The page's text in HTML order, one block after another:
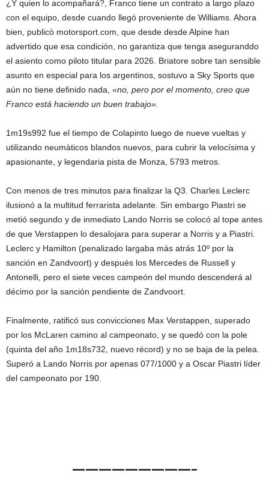
¿Y quien lo acompañará?, Franco tiene un contrato a largo plazo
con el equipo, desde cuando llegó proveniente de Williams. Ahora
bien, publicò motorsport.com, que desde desde Alpine han
advertido que esa condición, no garantiza que tenga aseguranddo
el asiento como piloto titular para 2026. Briatore sobre tan sensible
asunto en especial para los argentinos, sostuvo a Sky Sports que
aún no tiene definido nada, «no, pero por el momento, creo que
Franco está haciendo un buen trabajo».
1m19s992 fue el tiempo de Colapinto luego de nueve vueltas y
utilizando neumàticos blandos nuevos, para cubrir la velocísima y
apasionante, y legendaria pista de Monza, 5793 metros.
Con menos de tres minutos para finalizar la Q3. Charles Leclerc
ilusionó a la multitud ferrarista adelante. Sin embargo Piastri se
metió segundo y de inmediato Lando Norris se colocó al tope antes
de que Verstappen lo desalojara para superar a Norris y a Piastri.
Leclerc y Hamilton (penalizado largaba más atrás 10º por la
sanción en Zandvoort) y después los Mercedes de Russell y
Antonelli, pero el siete veces campeón del mundo descenderá al
décimo por la sanción pendiente de Zandvoort.
Finalmente, ratificó sus convicciones Max Verstappen, superado
por los McLaren camino al campeonato, y se quedó con la pole
(quinta del año 1m18s732, nuevo récord) y no se baja de la pelea.
Superó a Lando Norris por apenas 077/1000 y a Oscar Piastri líder
del campeonato por 190.
—————————–